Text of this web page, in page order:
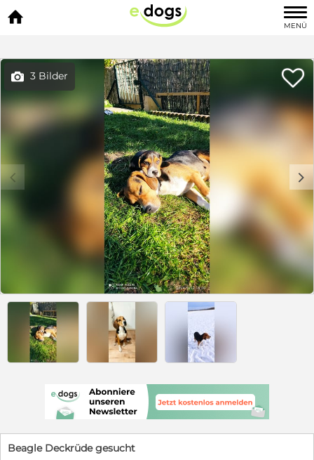

MENÜ
 3 Bilder 
c d
Beagle Deckrüde gesucht